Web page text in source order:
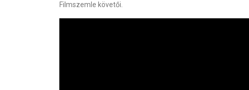
Filmszemle követői.